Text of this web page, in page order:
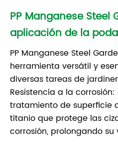
PP Manganese Steel
aplicación de la
PP Manganese Steel
herramienta versátil y
diversas tareas de
Resistencia a la
tratamiento de superficie
titanio que protege las
corrosión, prolongando su